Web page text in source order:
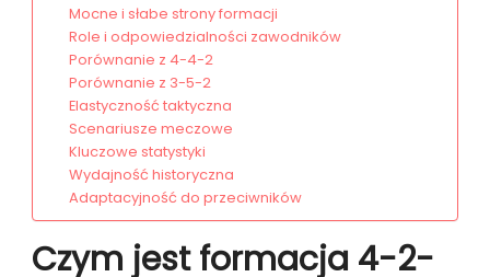
Mocne i słabe strony formacji
Role i odpowiedzialności zawodników
Porównanie z 4-4-2
Porównanie z 3-5-2
Elastyczność taktyczna
Scenariusze meczowe
Kluczowe statystyki
Wydajność historyczna
Adaptacyjność do przeciwników
Czym jest formacja 4-2-